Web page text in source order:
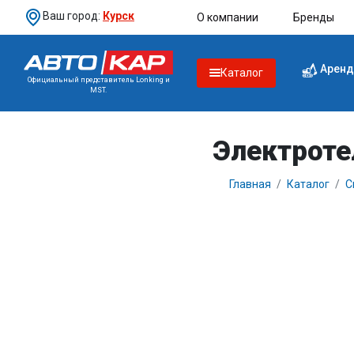
Ваш город: Курск О компании Бренды
Официальный представитель Lonking и
MST.
Каталог
Главная Каталог